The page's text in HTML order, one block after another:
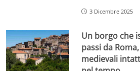
3 Dicembre 2025
Un borgo che
passi da
medievali